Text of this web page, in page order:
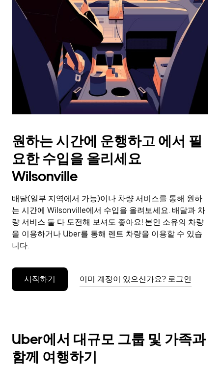
표
러
날
짜
캘
린
더
를
닫
려
면
Esc
키
를
누
세
원하는 시간에 운행하고 에서 필
요한 수입을 올리세요
Wilsonville
배달(일부 지역에서 가능)이나 차량 서비스를 통해 원하
는 시간에 Wilsonville에서 수입을 올려보세요. 배달과 차
량 서비스 둘 다 도전해 보셔도 좋아요! 본인 소유의 차량
을 이용하거나 Uber를 통해 렌트 차량을 이용할 수 있습
니다.
시작하기 이미 계정이 있으신가요? 로그인
Uber에서 대규모 그룹 및 가족과
함께 여행하기